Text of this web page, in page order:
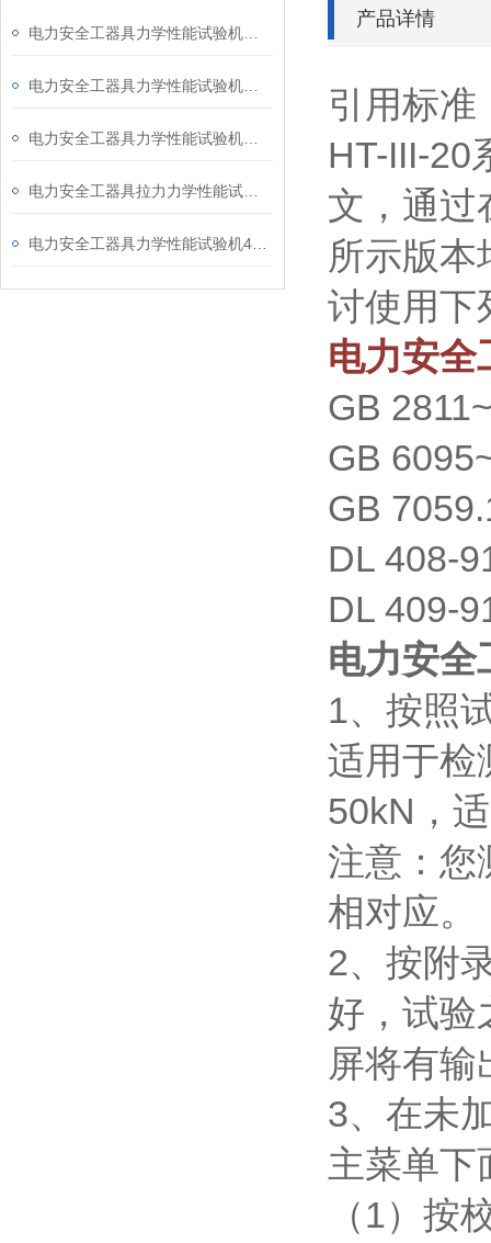
产品详情
引用标准
HT-III-20
文，通过
所示版本
讨使用下
电力安全
GB
GB
GB
DL 408-
DL 409-
电力安全
1、按照
适用于检
50kN，
注意：您
相对应。
2、按附
好，试验
屏将有输
3、在未
主菜单下
（1）按